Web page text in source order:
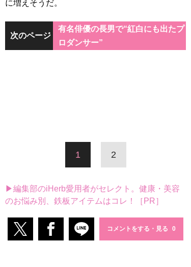
に増えそうだ。
次のページ
有名俳優の長男で“紅白にも出たプ
ロダンサー”
1 2
▶編集部のiHerb愛用者がセレクト。健康・美容
のお悩み別、鉄板アイテムはコレ！［PR］
コメントをする・見る